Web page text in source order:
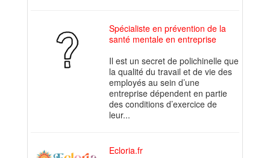
Spécialiste en prévention de la
santé mentale en entreprise
Il est un secret de polichinelle que
la qualité du travail et de vie des
employés au sein d’une
entreprise dépendent en partie
des conditions d’exercice de
leur...
Ecloria.fr